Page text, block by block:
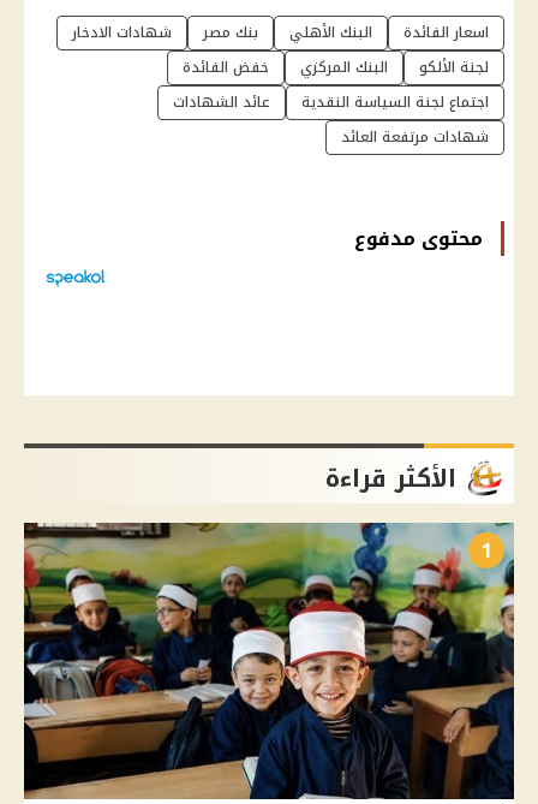
اسعار الفائدة البنك الأهلي بنك مصر
شهادات الادخار
لجنة الألكو
البنك المركزي
خفض الفائدة
اجتماع لجنة السياسة النقدية
عائد الشهادات
شهادات مرتفعة العائد
محتوى مدفوع
الأكثر قراءة
1